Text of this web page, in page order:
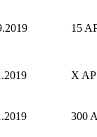
15
X AP
300